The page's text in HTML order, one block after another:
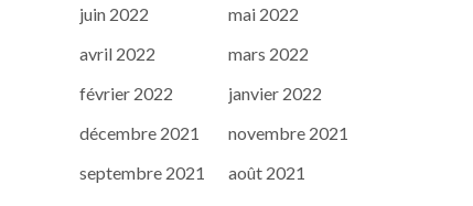
juin 2022
mai 2022
avril 2022
mars 2022
février 2022
janvier 2022
décembre 2021
novembre 2021
septembre 2021
août 2021